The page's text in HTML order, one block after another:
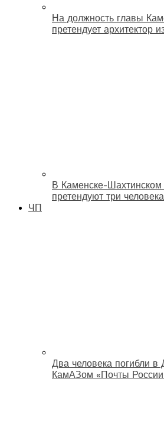
На должность главы
претендует архитектор
В Каменске-Шахтинском
претендуют три человека
ЧП
Два человека погибли
КамАЗом «Почты